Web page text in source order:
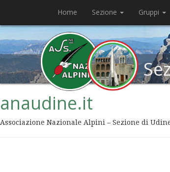
Home Sezione Gruppi
anaudine.it
Associazione Nazionale Alpini – Sezione di